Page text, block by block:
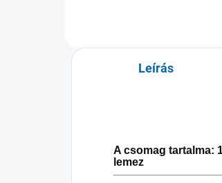
Leírás
A csomag tartalma:
lemez